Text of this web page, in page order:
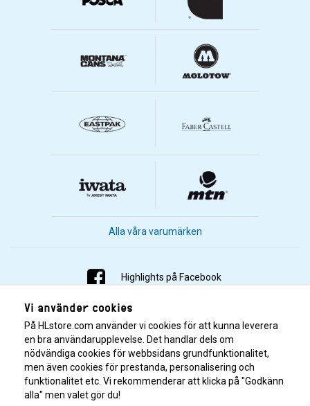
Alla våra varumärken
Highlights på Facebook
Highlights på Instagram
Highlights på Youtube
Highlights på Tiktok
Vi använder cookies
På HLstore.com använder vi cookies för att kunna leverera
en bra användarupplevelse. Det handlar dels om
nödvändiga cookies för webbsidans grundfunktionalitet,
men även cookies för prestanda, personalisering och
funktionalitet etc. Vi rekommenderar att klicka på "Godkänn
alla" men valet gör du!